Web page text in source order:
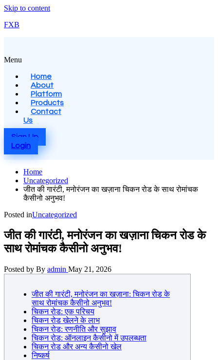
Skip to content
FXB
Menu
Home
About
Platform
Products
Contact
Us
Sign Up
Login
Home
Uncategorized
जीत की गारंटी, मनोरंजन का खज़ाना चिकन रोड के साथ रोमांचक
कैसीनो अनुभव!
Posted inUncategorized
जीत की गारंटी, मनोरंजन का खज़ाना चिकन रोड के
साथ रोमांचक कैसीनो अनुभव!
Posted by By admin May 21, 2026
जीत की गारंटी, मनोरंजन का खज़ाना: चिकन रोड के
साथ रोमांचक कैसीनो अनुभव!
चिकन रोड: एक परिचय
चिकन रोड खेलने के लाभ
चिकन रोड: रणनीति और सुझाव
चिकन रोड: ऑनलाइन कैसीनो में उपलब्धता
चिकन रोड और अन्य कैसीनो खेल
निष्कर्ष